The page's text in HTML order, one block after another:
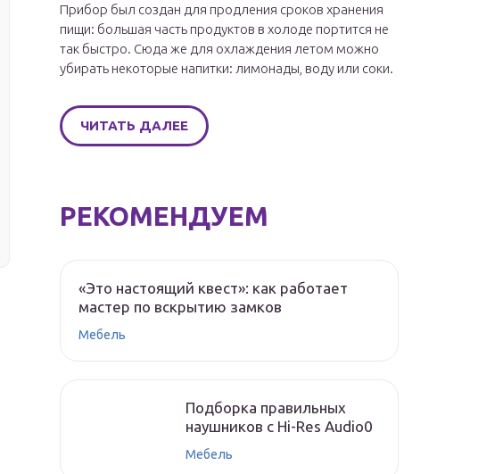
Прибор был создан для продления сроков хранения
пищи: большая часть продуктов в холоде портится не
так быстро. Сюда же для охлаждения летом можно
убирать некоторые напитки: лимонады, воду или соки.
ЧИТАТЬ ДАЛЕЕ
РЕКОМЕНДУЕМ
«Это настоящий квест»: как работает
мастер по вскрытию замков
Мебель
Подборка правильных
наушников с Hi-Res Audio0
Мебель